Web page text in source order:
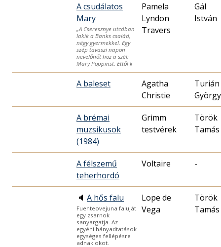
A csudálatos
Mary
„A Cseresznye utcában
lakik a Banks család,
négy gyermekkel. Egy
szép tavaszi napon
nevelőnőt hoz a szél:
Mary Poppinst. Ettől k
Pamela
Lyndon
Travers
Gál
István
A baleset
Agatha
Christie
Turián
György
A brémai
muzsikusok
(1984)
Grimm
testvérek
Török
Tamás
A félszemű
teherhordó
Voltaire -
🔈 A hős falu
Fuenteovejuna faluját
egy zsarnok
sanyargatja. Az
egyéni hányadtatások
egységes fellépésre
adnak okot.
Lope de
Vega
Török
Tamás